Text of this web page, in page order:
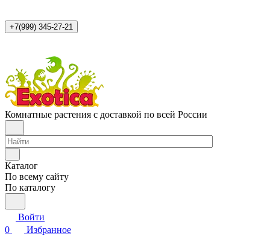
+7(999) 345-27-21
Комнатные растения с доставкой по всей России
Каталог
По всему сайту
По каталогу
Войти
0
Избранное